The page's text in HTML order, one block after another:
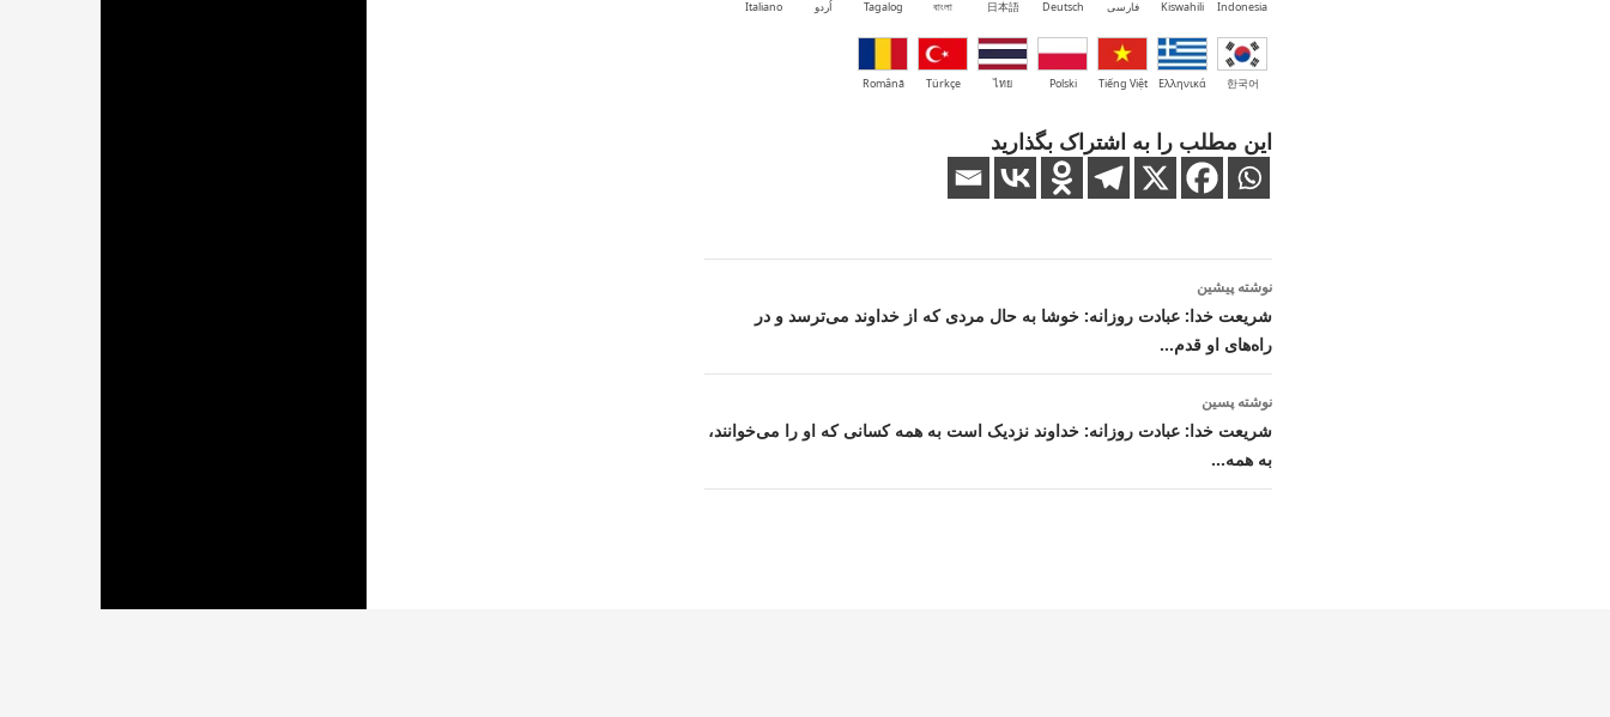
Indonesia
Kiswahili فارسی Deutsch
日本語
বাংলা
Tagalog اُردو Italiano
한국어
Ελληνικά
Tiếng Việt
Polski
ไทย
Türkçe
Română
این مطلب را به اشتراک بگذارید
ناوبری
نوشته
نوشته پیشین
شریعت خدا: عبادت روزانه: خوشا به حال مردی که از خداوند می‌ترسد و در
راه‌های او قدم…
نوشته پسین
شریعت خدا: عبادت روزانه: خداوند نزدیک است به همه کسانی که او را می‌خوانند،
به همه…